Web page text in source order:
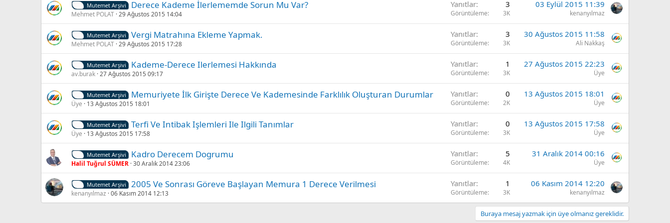
l
Mutemet Arşivi Derece Kademe İlerlememde Sorun Mu Var?
Mehmet POLAT 29 Ağustos 2015 14:04
Yanıtlar 3
Görüntüleme 3K
03 Eylül 2015 11:39
kenanyılmaz
Mutemet Arşivi Vergi Matrahına Ekleme Yapmak.
Mehmet POLAT 29 Ağustos 2015 17:28
Yanıtlar 3
Görüntüleme 3K
30 Ağustos 2015 11:58
Ali Nakkaş
Mutemet Arşivi Kademe-Derece Ilerlemesi Hakkında
av.burak 27 Ağustos 2015 09:17
Yanıtlar 1
Görüntüleme 3K
27 Ağustos 2015 22:23
Üye
Mutemet Arşivi Memuriyete İlk Girişte Derece Ve Kademesinde Farklılık Oluşturan Durumlar
Üye 13 Ağustos 2015 18:01
Yanıtlar 0
Görüntüleme 2K
13 Ağustos 2015 18:01
Üye
Mutemet Arşivi Terfi Ve Intibak Işlemleri Ile Ilgili Tanımlar
Üye 13 Ağustos 2015 17:58
Yanıtlar 0
Görüntüleme 3K
13 Ağustos 2015 17:58
Üye
Mutemet Arşivi Kadro Derecem Dogrumu
Halil Tuğrul SÜMER 30 Aralık 2014 23:06
Yanıtlar 5
Görüntüleme 4K
31 Aralık 2014 00:16
Üye
Mutemet Arşivi 2005 Ve Sonrası Göreve Başlayan Memura 1 Derece Verilmesi
kenanyılmaz 06 Kasım 2014 12:13
Yanıtlar 1
Görüntüleme 3K
06 Kasım 2014 12:20
kenanyılmaz
Buraya mesaj yazmak için üye olmanız gereklidir.